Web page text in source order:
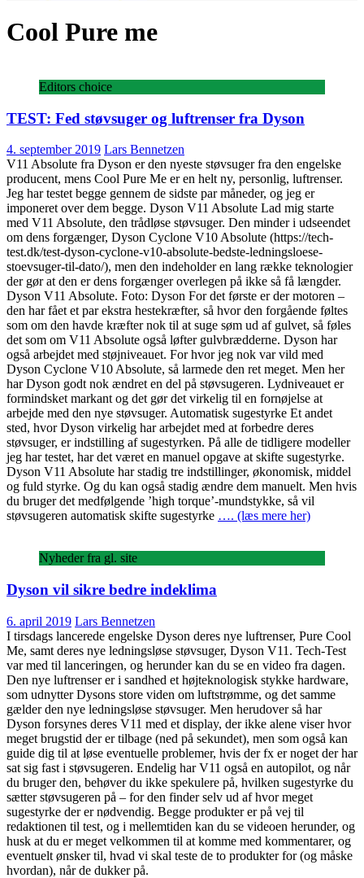
Cool Pure me
Editors choice
TEST: Fed støvsuger og luftrenser fra Dyson
4. september 2019 Lars Bennetzen
V11 Absolute fra Dyson er den nyeste støvsuger fra den engelske
producent, mens Cool Pure Me er en helt ny, personlig, luftrenser.
Jeg har testet begge gennem de sidste par måneder, og jeg er
imponeret over dem begge. Dyson V11 Absolute Lad mig starte
med V11 Absolute, den trådløse støvsuger. Den minder i udseendet
om dens forgænger, Dyson Cyclone V10 Absolute (https://tech-
test.dk/test-dyson-cyclone-v10-absolute-bedste-ledningsloese-
stoevsuger-til-dato/), men den indeholder en lang række teknologier
der gør at den er dens forgænger overlegen på ikke så få længder.
Dyson V11 Absolute. Foto: Dyson For det første er der motoren –
den har fået et par ekstra hestekræfter, så hvor den forgående føltes
som om den havde kræfter nok til at suge søm ud af gulvet, så føles
det som om V11 Absolute også løfter gulvbrædderne. Dyson har
også arbejdet med støjniveauet. For hvor jeg nok var vild med
Dyson Cyclone V10 Absolute, så larmede den ret meget. Men her
har Dyson godt nok ændret en del på støvsugeren. Lydniveauet er
formindsket markant og det gør det virkelig til en fornøjelse at
arbejde med den nye støvsuger. Automatisk sugestyrke Et andet
sted, hvor Dyson virkelig har arbejdet med at forbedre deres
støvsuger, er indstilling af sugestyrken. På alle de tidligere modeller
jeg har testet, har det været en manuel opgave at skifte sugestyrke.
Dyson V11 Absolute har stadig tre indstillinger, økonomisk, middel
og fuld styrke. Og du kan også stadig ændre dem manuelt. Men hvis
du bruger det medfølgende ’high torque’-mundstykke, så vil
støvsugeren automatisk skifte sugestyrke …. (læs mere her)
Nyheder fra gl. site
Dyson vil sikre bedre indeklima
6. april 2019 Lars Bennetzen
I tirsdags lancerede engelske Dyson deres nye luftrenser, Pure Cool
Me, samt deres nye ledningsløse støvsuger, Dyson V11. Tech-Test
var med til lanceringen, og herunder kan du se en video fra dagen.
Den nye luftrenser er i sandhed et højteknologisk stykke hardware,
som udnytter Dysons store viden om luftstrømme, og det samme
gælder den nye ledningsløse støvsuger. Men herudover så har
Dyson forsynes deres V11 med et display, der ikke alene viser hvor
meget brugstid der er tilbage (ned på sekundet), men som også kan
guide dig til at løse eventuelle problemer, hvis der fx er noget der har
sat sig fast i støvsugeren. Endelig har V11 også en autopilot, og når
du bruger den, behøver du ikke spekulere på, hvilken sugestyrke du
sætter støvsugeren på – for den finder selv ud af hvor meget
sugestyrke der er nødvendig. Begge produkter er på vej til
redaktionen til test, og i mellemtiden kan du se videoen herunder, og
husk at du er meget velkommen til at komme med kommentarer, og
eventuelt ønsker til, hvad vi skal teste de to produkter for (og måske
hvordan), når de dukker på.